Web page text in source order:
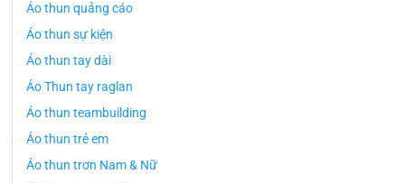
Áo thun quảng cáo
Áo thun sự kiện
Áo thun tay dài
Áo Thun tay raglan
Áo thun teambuilding
Áo thun trẻ em
Áo thun trơn Nam & Nữ